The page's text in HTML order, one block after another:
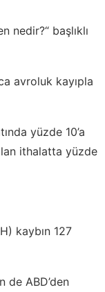
başlıklı
avroluk kayıpla
yüzde 10’a
ithalatta yüzde
kaybın 127
de ABD’den